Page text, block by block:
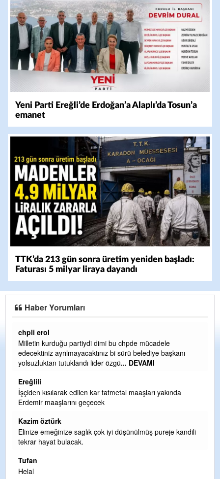
Yeni Parti Ereğli’de Erdoğan’a Alaplı’da Tosun’a
emanet
TTK’da 213 gün sonra üretim yeniden başladı:
Faturası 5 milyar liraya dayandı
Haber Yorumları
kandili
Ereğli Futbol Kulübünü Erdemir'i özelleştirenler
ve sahip çıksınlar. Erdemir özelleştirilmeseydi sponsor
olurdu ve para probl... DEVAMI
Tebrikler başkanım ve yönetim kurulu, güzel bir
hizmet.Ereğlimizin terası sayenizde huzur ve ahlak
Halil Aydın
Birol Şahin ülke hizmetine çeyrek asır damgasını